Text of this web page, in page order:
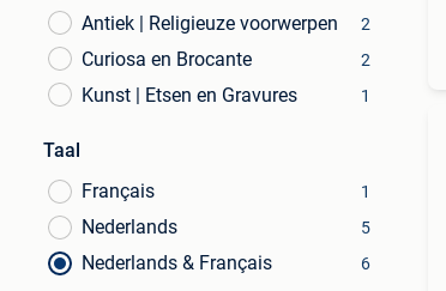
Antiek | Religieuze voorwerpen
2
Curiosa en Brocante 2
Kunst | Etsen en Gravures 1
Taal
Français
1
Nederlands 5
Nederlands & Français 6